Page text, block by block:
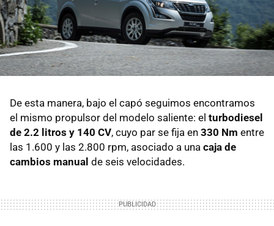
De esta manera, bajo el capó seguimos encontramos
el mismo propulsor del modelo saliente: el turbodiesel
de 2.2 litros y 140 CV, cuyo par se fija en 330 Nm entre
las 1.600 y las 2.800 rpm, asociado a una caja de
cambios manual de seis velocidades.